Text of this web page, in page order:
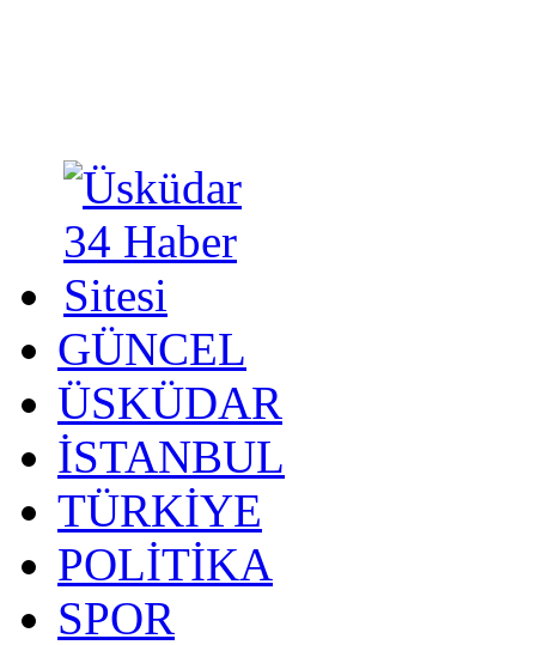
GÜNCEL
ÜSKÜDAR
İSTANBUL
TÜRKİYE
POLİTİKA
SPOR